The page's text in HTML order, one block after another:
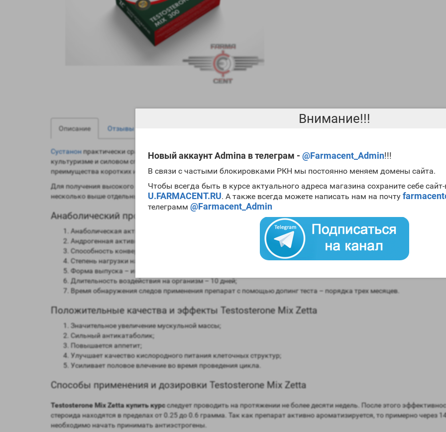
Внимание!!!
Новый аккаунт Admina в телеграм - @Farmacent_Admin!!!
В связи с частыми блокировками РКН мы постоянно меняем домены сайта.
Чтобы всегда быть в курсе актуального адреса магазина сохраните себе
U.FARMACENT.RU. А также всегда можете написать нам на почту
телеграмм @Farmacent_Admin
Описание Отзывы
Сустанонпрактически сразу после создания привлек к себе внимание атлетов. Произошло это несколько десятков
культуризме и силовом спорте в целом. Так как все эфиры, составляющие
сустанонобладают различными сроками
преимущества коротких и пролонгированных препаратов тестостерона.
Для получения высокого и ровного анаболического фона вам достаточно ставить один укол в семь дней. Заметим, что
несколько выше отдельных препаратов. В то же время многие атлеты хотятTestosterone Mix Zetta купить в силу его
Анаболический профиль Testosterone Mix Zetta Pharmaceuticals
Анаболическая активность – 100 процентов в сравнении мужским гормоном;
Андрогенная активность – 100 процентов в сравнении с мужским гормоном;
Способность конвертироваться в женские гормоны (ароматизация) – высокая;
Степень нагрузки на печень – отсутствует;
Форма выпуска – инъекционная;
Длительность воздействия на организм – 10 дней;
Время обнаружения следов применения препарат с помощью допинг теста – порядка трех месяцев.
Положительные качества и эффекты Testosterone Mix Zetta
Значительное увеличение мускульной массы;
Сильный антикатаболик;
Повышается аппетит;
Улучшает качество кислородного питания клеточных структур;
Усиливает половое влечение во время проведения цикла.
Способы применения и дозировки Testosterone Mix Zetta
Testosterone Mix Zetta купить курсследует проводить на протяжении не более десяти недель. После этого
стероида находятся в пределах от 0.25 до 0.6 грамма. Так как препарат активно ароматизируется, то примерно через
необходимо начать принимать антиэстрогены.